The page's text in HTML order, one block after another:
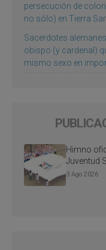
persecución de
no sólo) en Tierra
Sacerdotes
obispo (y cardenal)
mismo sexo en
Himno
Juventud
3 Ago 2026